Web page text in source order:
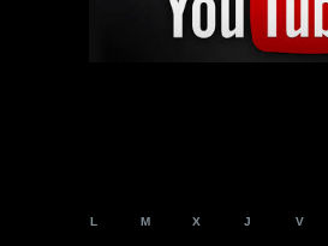
L M X J V